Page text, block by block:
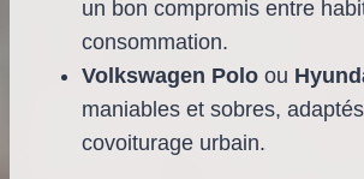
un bon compromis entre
consommation.
Volkswagen Polo ou
maniables et sobres,
covoiturage urbain.